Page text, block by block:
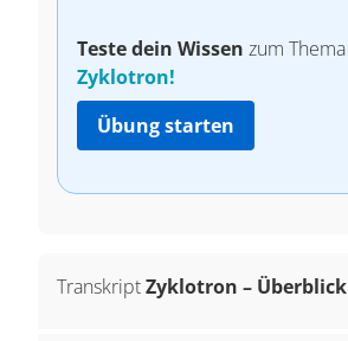
Teste dein Wissen zum Thema
Zyklotron!
Übung starten
TranskriptZyklotron – Überblick